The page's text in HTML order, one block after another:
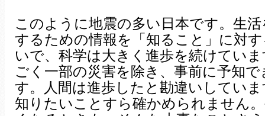
このように地震の多い日本です。生
するための情報を「知ること」に対
いで、科学は大きく進歩を続けてい
ごく一部の災害を除き、事前に予知
す。人間は進歩したと勘違いしてい
知りたいことすら確かめられません